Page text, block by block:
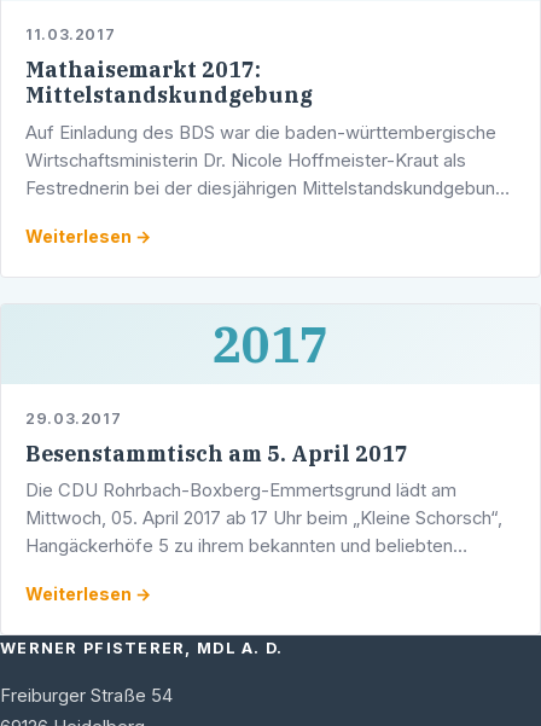
11.03.2017
Mathaisemarkt 2017:
Mittelstandskundgebung
Auf Einladung des BDS war die baden-württembergische
Wirtschaftsministerin Dr. Nicole Hoffmeister-Kraut als
Festrednerin bei der diesjährigen Mittelstandskundgebung
Weiterlesen →
2017
29.03.2017
Besenstammtisch am 5. April 2017
Die CDU Rohrbach-Boxberg-Emmertsgrund lädt am
Mittwoch, 05. April 2017 ab 17 Uhr beim „Kleine Schorsch“,
Hangäckerhöfe 5 zu ihrem bekannten und beliebten
Weiterlesen →
WERNER PFISTERER, MDL A. D.
Freiburger Straße 54